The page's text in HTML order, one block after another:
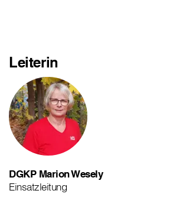
Leiterin
DGKP Marion Wesely
Einsatzleitung